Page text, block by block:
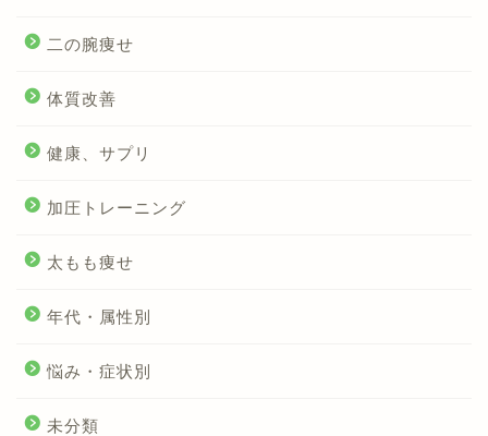
二の腕痩せ
体質改善
健康、サプリ
加圧トレーニング
太もも痩せ
年代・属性別
悩み・症状別
未分類